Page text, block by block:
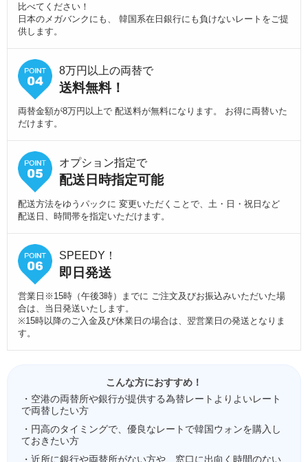
比べてください！
日本のメガバンクにも、 韓国系在日銀行にも負けないレートをご提
供します。
8万円以上の両替で
送料無料！
両替金額が8万円以上で 配送料が無料になります。 お得に両替いた
だけます。
オプション指定で
配送日時指定可能
配送方法をゆうパックに 変更いただくことで、土・日・祝日など
配送日、時間帯を指定いただけます。
SPEEDY！
即日発送
営業日※15時（午後3時）までに ご注文及びお振込みいただいた場
合は、当日発送いたします。
※15時以降のご入金及び休業日の場合は、翌営業日の発送となりま
す。
こんな方におすすめ！
・空港の両替所や銀行が提供する為替レートよりよいレート
で両替したい方
・円高のタイミングで、優良なレートで韓国ウォンを購入し
ておきたい方
・近所に銀行や両替所がない方や、窓口に出向く時間のない